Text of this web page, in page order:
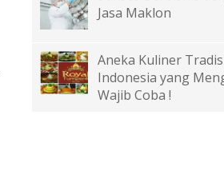
Jasa Maklon
Aneka Kuliner
Indonesia yang
Wajib Coba !